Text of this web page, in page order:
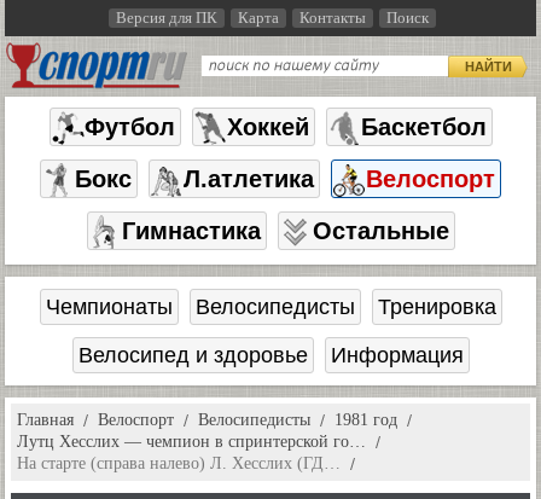
Версия для ПК Карта Контакты Поиск
НАЙТИ
Футбол Хоккей
Баскетбол
Бокс
Л.атлетика
Велоспорт
Гимнастика
Остальные
Чемпионаты Велосипедисты
Тренировка
Велосипед и здоровье
Информация
Главная Велоспорт Велосипедисты
1981 год
Лутц Хесслих — чемпион в спринтерской го…
На старте (справа налево) Л. Хесслих (ГД…